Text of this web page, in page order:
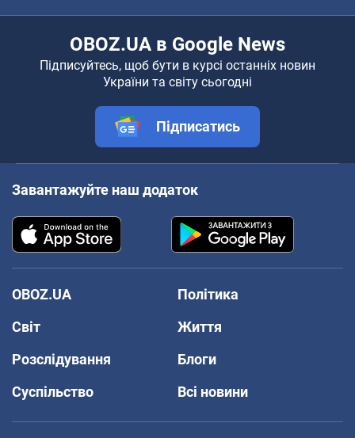
OBOZ.UA в Google News
Підписуйтесь, щоб бути в курсі останніх новин
України та світу сьогодні
Підписатись
Завантажуйте наш додаток
OBOZ.UA
Політика
Світ
Життя
Розслідування
Блоги
Суспільство
Всі новини